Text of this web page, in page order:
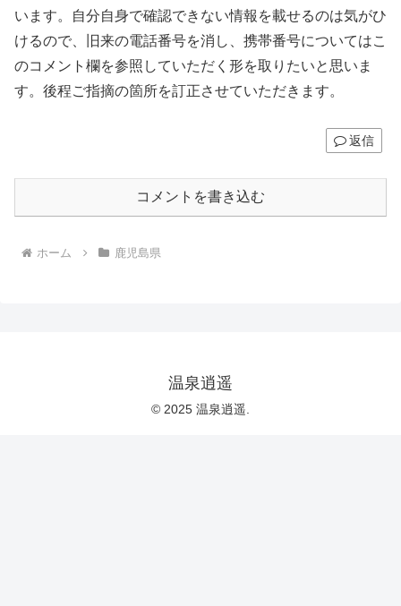
います。自分自身で確認できない情報を載せるのは気がひ
けるので、旧来の電話番号を消し、携帯番号についてはこ
のコメント欄を参照していただく形を取りたいと思いま
す。後程ご指摘の箇所を訂正させていただきます。
返信
コメントを書き込む
ホーム 鹿児島県
温泉逍遥
© 2025 温泉逍遥.